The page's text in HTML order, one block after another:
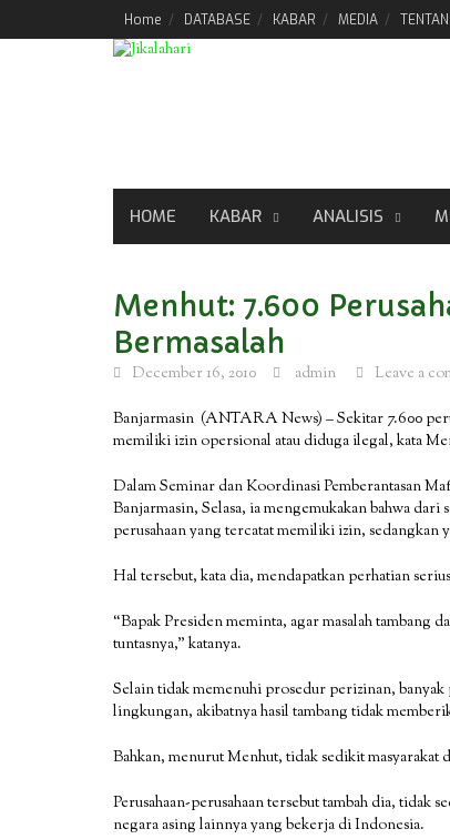
Home DATABASE KABAR MEDIA
HOME KABAR ANALISIS
Menhut: 7.600
Bermasalah
December 16, 2010 admin Leave a
Banjarmasin (ANTARA News) – Sekitar 7.600
memiliki izin opersional atau diduga ilegal, kata
Dalam Seminar dan Koordinasi Pemberantasan
Banjarmasin, Selasa, ia mengemukakan bahwa
perusahaan yang tercatat memiliki izin,
Hal tersebut, kata dia, mendapatkan perhatian
“Bapak Presiden meminta, agar masalah tambang
tuntasnya,” katanya.
Selain tidak memenuhi prosedur perizinan,
lingkungan, akibatnya hasil tambang tidak
Bahkan, menurut Menhut, tidak sedikit masyarakat
Perusahaan-perusahaan tersebut tambah dia, tidak
negara asing lainnya yang bekerja di Indonesia.